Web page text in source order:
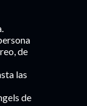
de
las
de